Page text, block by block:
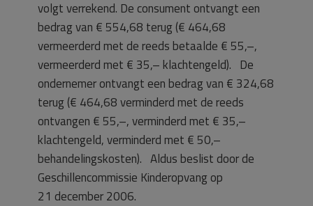
volgt verrekend. De consument ontvangt een
bedrag van € 554,68 terug (€ 464,68
vermeerderd met de reeds betaalde € 55,–,
vermeerderd met € 35,– klachtengeld). De
ondernemer ontvangt een bedrag van € 324,68
terug (€ 464,68 verminderd met de reeds
ontvangen € 55,–, verminderd met € 35,–
klachtengeld, verminderd met € 50,–
behandelingskosten). Aldus beslist door de
Geschillencommissie Kinderopvang op
21 december 2006.